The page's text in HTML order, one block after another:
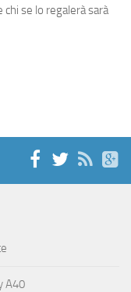
se lo regalerà sarà
A40